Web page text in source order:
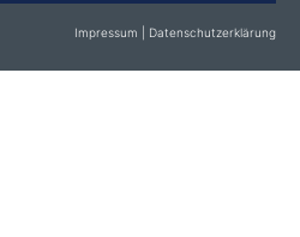
Impressum Datenschutzerklärung